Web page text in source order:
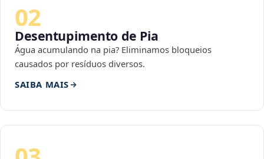
02
Desentupimento de Pia
Água acumulando na pia? Eliminamos bloqueios
causados por resíduos diversos.
SAIBA MAIS